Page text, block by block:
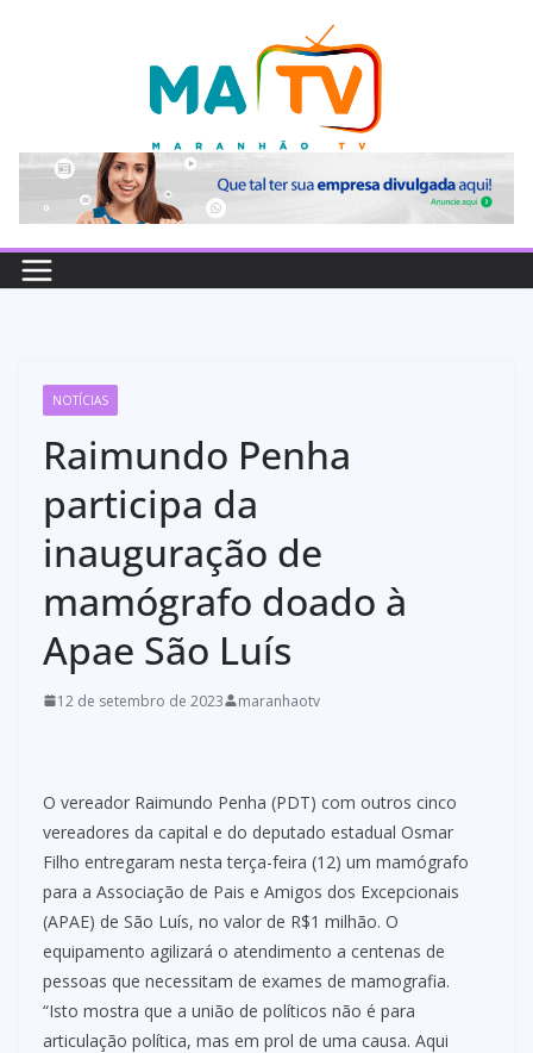
NOTÍCIAS
Raimundo Penha
participa da
inauguração de
mamógrafo doado à
Apae São Luís
12 de setembro de 2023 maranhaotv
O vereador Raimundo Penha (PDT) com outros cinco
vereadores da capital e do deputado estadual Osmar
Filho entregaram nesta terça-feira (12) um mamógrafo
para a Associação de Pais e Amigos dos Excepcionais
(APAE) de São Luís, no valor de R$1 milhão. O
equipamento agilizará o atendimento a centenas de
pessoas que necessitam de exames de mamografia.
“Isto mostra que a união de políticos não é para
articulação política, mas em prol de uma causa. Aqui